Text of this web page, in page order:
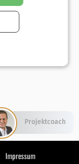
Impressum
Projektcoach